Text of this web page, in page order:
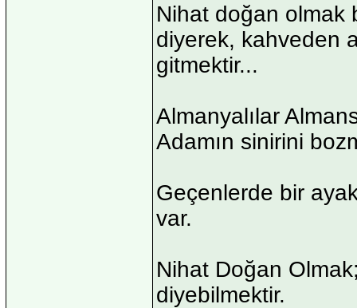
Nihat doğan olmak
diyerek, kahveden
gitmektir...
Almanyalılar
Adamın sinirini
Geçenlerde bir
var.
Nihat Doğan
diyebilmektir.